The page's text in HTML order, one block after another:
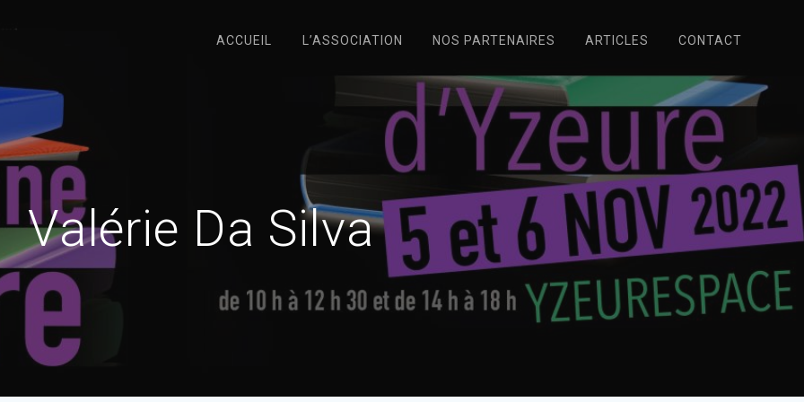
ACCUEIL L’ASSOCIATION NOS PARTENAIRES ARTICLES CONTACT
Valérie Da Silva